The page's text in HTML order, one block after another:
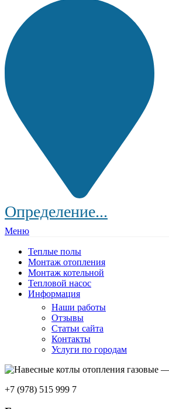
Определение...
Меню
Теплые полы
Монтаж отопления
Монтаж котельной
Тепловой насос
Информация
Наши работы
Отзывы
Статьи сайта
Контакты
Услуги по городам
+7 (978) 515 999 7